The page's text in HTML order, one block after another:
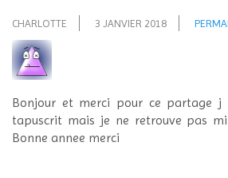
CHARLOTTE 3 JANVIER 2018
Bonjour et merci pour ce partage j
tapuscrit mais je ne retrouve pas
Bonne annee merci